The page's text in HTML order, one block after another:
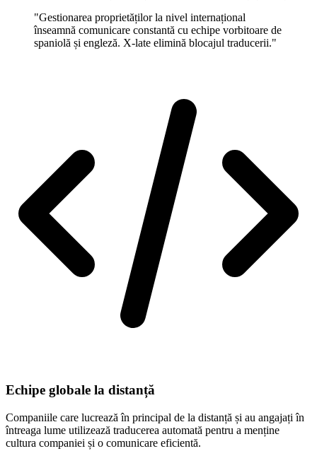
"Gestionarea proprietăților la nivel internațional
înseamnă comunicare constantă cu echipe vorbitoare de
spaniolă și engleză. X-late elimină blocajul traducerii."
Echipe globale la distanță
Companiile care lucrează în principal de la distanță și au angajați în
întreaga lume utilizează traducerea automată pentru a menține
cultura companiei și o comunicare eficientă.